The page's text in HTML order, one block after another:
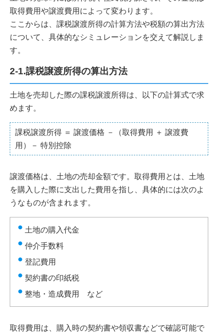
取得費用や譲渡費用によって変わります。
ここからは、課税譲渡所得の計算方法や税額の算出方法
について、具体的なシミュレーションを交えて解説しま
す。
2-1.課税譲渡所得の算出方法
土地を売却した際の課税譲渡所得は、以下の計算式で求
めます。
課税譲渡所得 ＝ 譲渡価格 －（取得費用 ＋ 譲渡費
用）－ 特別控除
譲渡価格は、土地の売却金額です。取得費用とは、土地
を購入した際に支出した費用を指し、具体的には次のよ
うなものが含まれます。
土地の購入代金
仲介手数料
登記費用
契約書の印紙税
整地・造成費用 など
取得費用は、購入時の契約書や領収書などで確認可能で